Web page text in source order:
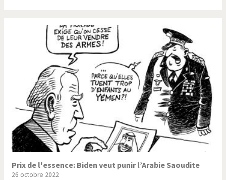
Prix de l'essence: Biden veut punir l’Arabie Saoudite
26 octobre 2022